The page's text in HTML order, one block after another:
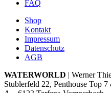
FAQ
Shop
Kontakt
Impressum
Datenschutz
AGB
WATERWORLD | Werner
Stublerfeld 22, Penthouse Top 7